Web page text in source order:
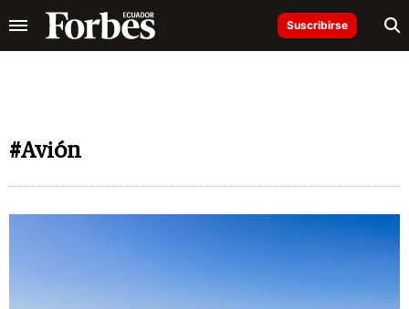
Suscribirse
#Avión